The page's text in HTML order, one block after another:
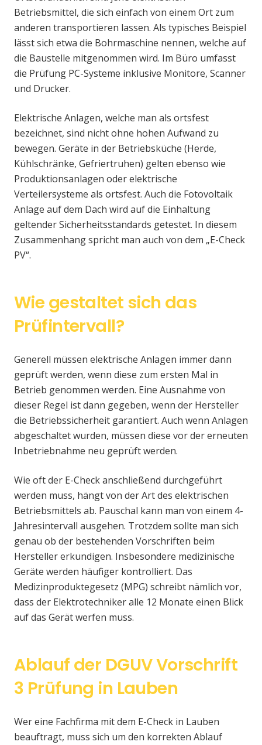
Betriebsmittel, die sich einfach von einem Ort zum
anderen transportieren lassen. Als typisches Beispiel
lässt sich etwa die Bohrmaschine nennen, welche auf
die Baustelle mitgenommen wird. Im Büro umfasst
die Prüfung PC-Systeme inklusive Monitore, Scanner
und Drucker.
Elektrische Anlagen, welche man als ortsfest
bezeichnet, sind nicht ohne hohen Aufwand zu
bewegen. Geräte in der Betriebsküche (Herde,
Kühlschränke, Gefriertruhen) gelten ebenso wie
Produktionsanlagen oder elektrische
Verteilersysteme als ortsfest. Auch die Fotovoltaik
Anlage auf dem Dach wird auf die Einhaltung
geltender Sicherheitsstandards getestet. In diesem
Zusammenhang spricht man auch von dem „E-Check
PV“.
Wie gestaltet sich das
Prüfintervall?
Generell müssen elektrische Anlagen immer dann
geprüft werden, wenn diese zum ersten Mal in
Betrieb genommen werden. Eine Ausnahme von
dieser Regel ist dann gegeben, wenn der Hersteller
die Betriebssicherheit garantiert. Auch wenn Anlagen
abgeschaltet wurden, müssen diese vor der erneuten
Inbetriebnahme neu geprüft werden.
Wie oft der E-Check anschließend durchgeführt
werden muss, hängt von der Art des elektrischen
Betriebsmittels ab. Pauschal kann man von einem 4-
Jahresintervall ausgehen. Trotzdem sollte man sich
genau ob der bestehenden Vorschriften beim
Hersteller erkundigen. Insbesondere medizinische
Geräte werden häufiger kontrolliert. Das
Medizinproduktegesetz (MPG) schreibt nämlich vor,
dass der Elektrotechniker alle 12 Monate einen Blick
auf das Gerät werfen muss.
Ablauf der DGUV Vorschrift
3 Prüfung in Lauben
Wer eine Fachfirma mit dem E-Check in Lauben
beauftragt, muss sich um den korrekten Ablauf